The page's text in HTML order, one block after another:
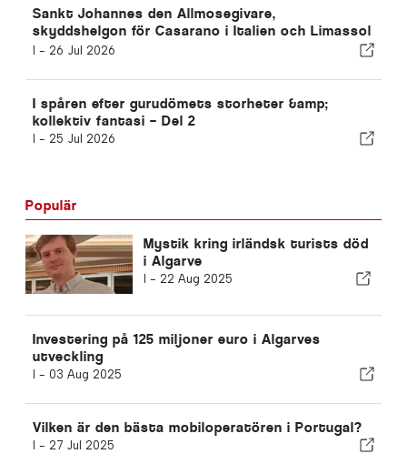
Sankt Johannes den Allmosegivare,
skyddshelgon för Casarano i Italien och Limassol
på Cypern.
I - 26 Jul 2026
I spåren efter gurudömets storheter &amp;
kollektiv fantasi – Del 2
I - 25 Jul 2026
Populär
Mystik kring irländsk turists död
i Algarve
I - 22 Aug 2025
Investering på 125 miljoner euro i Algarves
utveckling
I - 03 Aug 2025
Vilken är den bästa mobiloperatören i Portugal?
I - 27 Jul 2025